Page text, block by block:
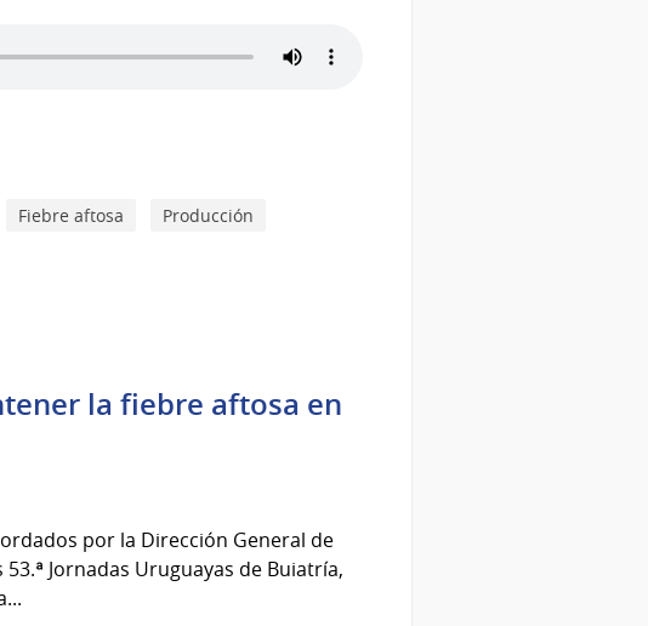
Fiebre aftosa Producción
la fiebre aftosa en
por la Dirección General de
Jornadas Uruguayas de Buiatría,